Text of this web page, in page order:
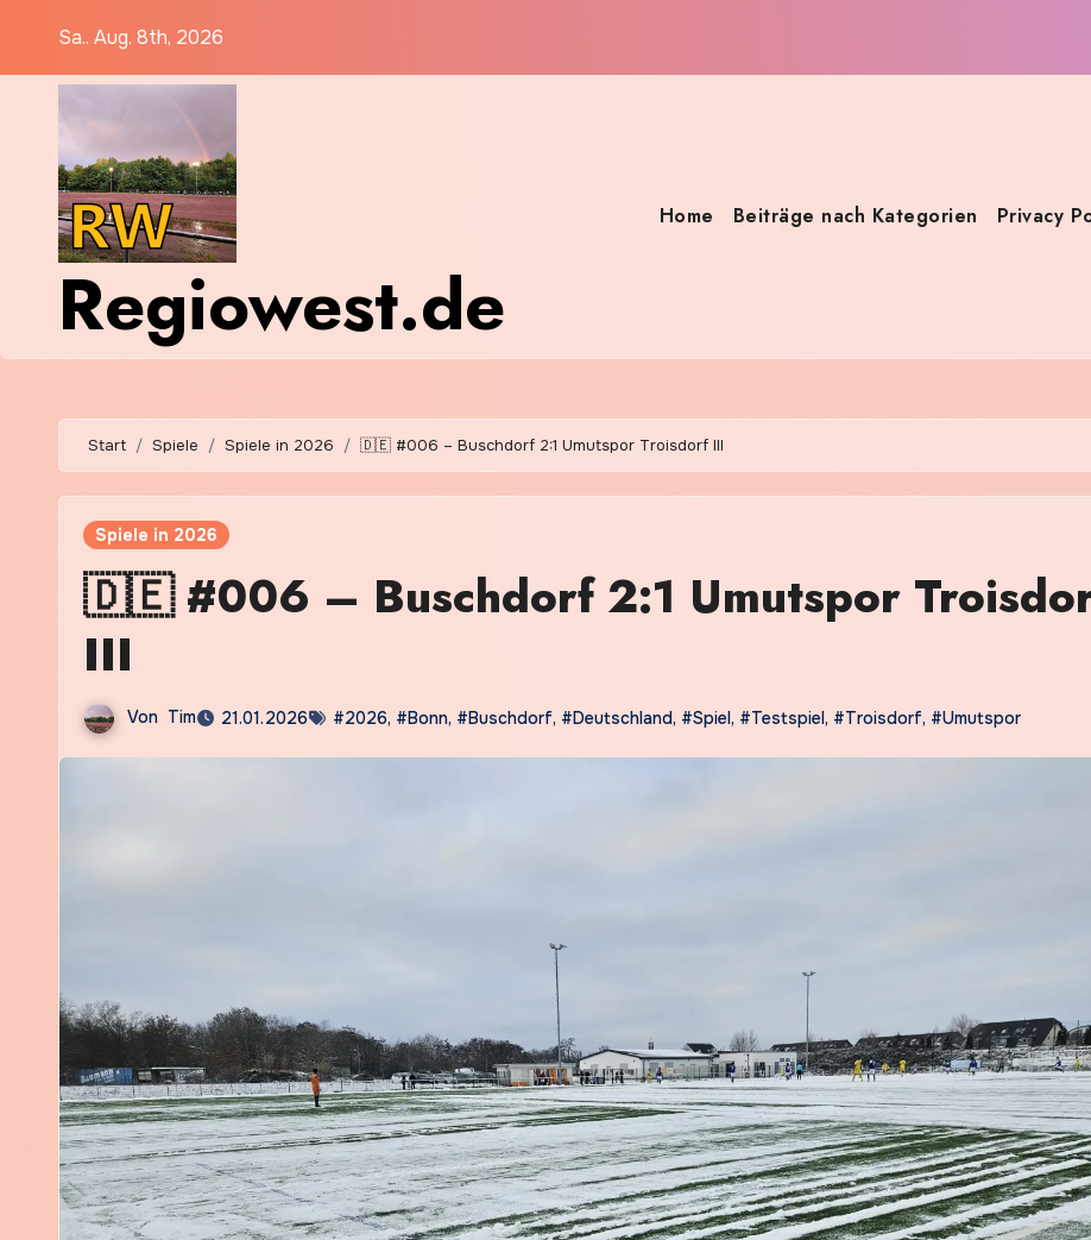
springen
Sa.. Aug. 8th, 2026
Regiowest.de
Home Beiträge nach Kategorien Privacy
Start Spiele Spiele in 2026 🇩🇪 #006 – Buschdorf 2:1 Umutspor Troisdorf III
Spiele in 2026
🇩🇪 #006 – Buschdorf 2:1 Umutspor
III
Von Tim 21.01.2026 #2026, #Bonn, #Buschdorf, #Deutschland, #Spiel, #Testspiel, #Troisdorf, #Umutspor